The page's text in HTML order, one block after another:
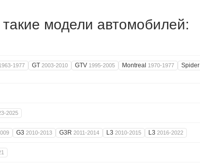
модели автомобилей:
1977 GT 2003-2010 GTV 1995-2005 Montreal 1970-1977 Spider
2025
G3 2010-2013 G3R 2011-2014 L3 2010-2015 L3 2016-2022